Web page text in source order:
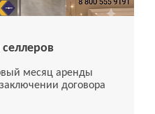
месяц аренды
договора